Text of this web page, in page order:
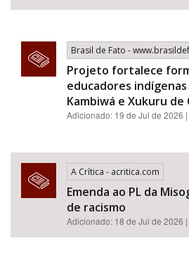
Brasil de Fato -
Projeto fortalece
educadores
Kambiwá e Xukuru de
Adicionado: 19 de Jul de 2026
A Crítica - acritica.com
Emenda ao PL da
de racismo​​​​​​​​​​​​​​​​​​​​​​​​​​​​​​​​​​​​​​​​​​
Adicionado: 18 de Jul de 2026